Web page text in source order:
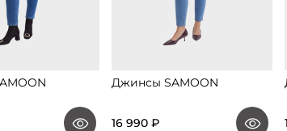
Джинсы SAMOON
16 990 ₽